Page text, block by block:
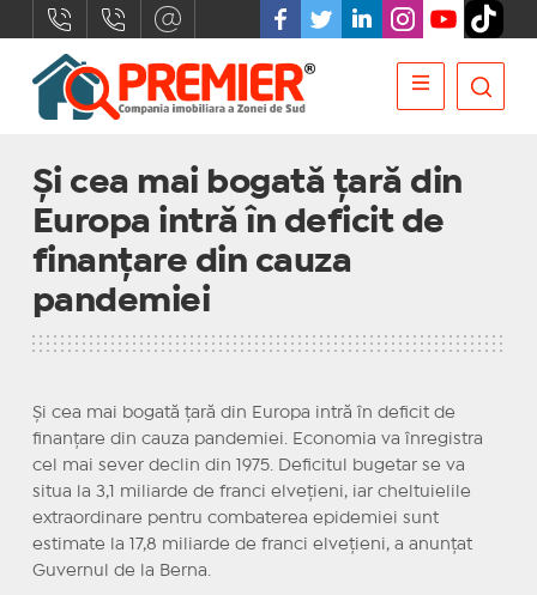
Și cea mai bogată țară din
Europa intră în deficit de
finanțare din cauza
pandemiei
Și cea mai bogată țară din Europa intră în deficit de
finanțare din cauza pandemiei. Economia va înregistra
cel mai sever declin din 1975. Deficitul bugetar se va
situa la 3,1 miliarde de franci elveţieni, iar cheltuielile
extraordinare pentru combaterea epidemiei sunt
estimate la 17,8 miliarde de franci elveţieni, a anunţat
Guvernul de la Berna.